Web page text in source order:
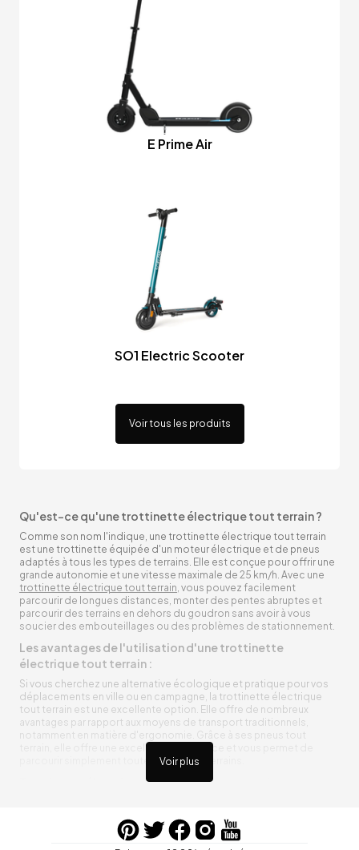
E Prime Air
SO1 Electric Scooter
Voir tous les produits
Voir plus
Qu'est-ce qu'une trottinette électrique tout terrain ?
Comme son nom l'indique, une trottinette électrique tout terrain
est une trottinette équipée d'un moteur électrique et de pneus
adaptés à tous les types de terrains. Elle est conçue pour offrir une
grande autonomie et une vitesse maximale de 25 km/h. Avec une
trottinette électrique tout terrain, vous pouvez facilement
parcourir de longues distances, monter des pentes abruptes et
parcourir des terrains en dehors du goudron sans avoir à vous
soucier des embouteillages ou des problèmes de stationnement.
Les avantages de l'utilisation d'une trottinette
électrique tout terrain :
Si vous cherchez une alternative écologique et pratique pour vos
déplacements en ville ou en campagne, la trottinette électrique
tout terrain est une excellente option. Elle offre de nombreux
avantages par rapport aux moyens de transport traditionnels,
notamment en matière d'ergonomie. Grâce à ses pneus tout
terrain, elle offre une excellente adhérence et vous permet de
parcourir simplement toutes sortes de terrains.
Trottinette électrique tout terrain ergonomique
entre vos trajets, vous n’aurez pas à vous soucier de l’état de sa
batterie. De plus, elle est équipée de pneus résistants qui peuvent